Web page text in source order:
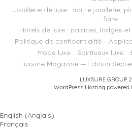
Joaillerie de luxe : haute joaillerie,
faire
Hôtels de luxe : palaces, lodges
Politique de confidentialité –
Mode luxe
Spiritueux luxe
Luxsure Magazine — Édition
LUXSURE GROUP
WordPress Hosting powered
English (Anglais)
Français